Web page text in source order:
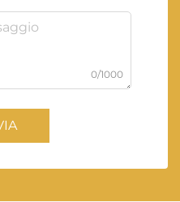
0/1000